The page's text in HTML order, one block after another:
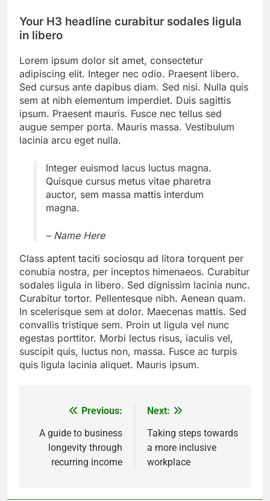
Your H3 headline curabitur sodales ligula
in libero
Lorem ipsum dolor sit amet, consectetur
adipiscing elit. Integer nec odio. Praesent libero.
Sed cursus ante dapibus diam. Sed nisi. Nulla quis
sem at nibh elementum imperdiet. Duis sagittis
ipsum. Praesent mauris. Fusce nec tellus sed
augue semper porta. Mauris massa. Vestibulum
lacinia arcu eget nulla.
Integer euismod lacus luctus magna.
Quisque cursus metus vitae pharetra
auctor, sem massa mattis interdum
magna.
– Name Here
Class aptent taciti sociosqu ad litora torquent per
conubia nostra, per inceptos himenaeos. Curabitur
sodales ligula in libero. Sed dignissim lacinia nunc.
Curabitur tortor. Pellentesque nibh. Aenean quam.
In scelerisque sem at dolor. Maecenas mattis. Sed
convallis tristique sem. Proin ut ligula vel nunc
egestas porttitor. Morbi lectus risus, iaculis vel,
suscipit quis, luctus non, massa. Fusce ac turpis
quis ligula lacinia aliquet. Mauris ipsum.
navigation
Previous:
A guide to business
longevity through
recurring income
Next:
Taking steps towards
a more inclusive
workplace